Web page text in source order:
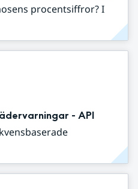
procentsiffror? I
- API